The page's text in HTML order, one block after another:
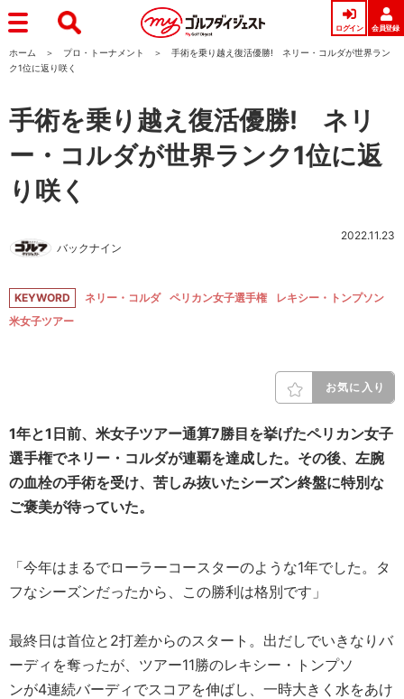
ログイン 会員登録
ホーム プロ・トーナメント
手術を乗り越え復活優勝! ネリー・コルダが世界ラン
ク1位に返り咲く
手術を乗り越え復活優勝! ネリ
ー・コルダが世界ランク1位に返
り咲く
バックナイン
2022.11.23
KEYWORD ネリー・コルダ ペリカン女子選手権
レキシー・トンプソン
米女子ツアー
お気に入り
1年と1日前、米女子ツアー通算7勝目を挙げたペリカン女子
選手権でネリー・コルダが連覇を達成した。その後、左腕
の血栓の手術を受け、苦しみ抜いたシーズン終盤に特別な
ご褒美が待っていた。
「今年はまるでローラーコースターのような1年でした。タ
フなシーズンだったから、この勝利は格別です」
最終日は首位と2打差からのスタート。出だしでいきなりバ
ーディを奪ったが、ツアー11勝のレキシー・トンプソ
ンが4連続バーディでスコアを伸ばし、一時大きく水をあけ